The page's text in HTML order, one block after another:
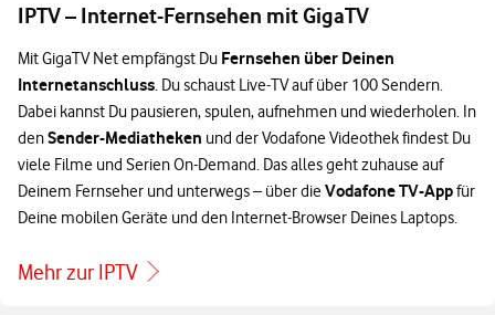
IPTV – Internet-Fernsehen mit GigaTV
Mit GigaTV Net empfängst Du Fernsehen über Deinen
Internetanschluss. Du schaust Live-TV auf über 100 Sendern.
Dabei kannst Du pausieren, spulen, aufnehmen und wiederholen. In
denSender-Mediatheken und der Vodafone Videothek findest Du
viele Filme und Serien On-Demand. Das alles geht zuhause auf
Deinem Fernseher und unterwegs – über dieVodafone TV-Appfür
Deine mobilen Geräte und den Internet-Browser Deines Laptops.
Mehr zur IPTV